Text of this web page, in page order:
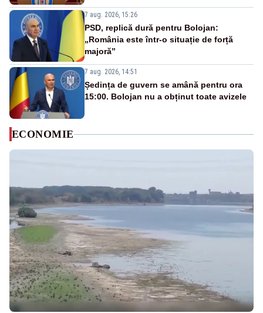
7 aug. 2026, 15:26
PSD, replică dură pentru Bolojan:
„România este într-o situație de forță
majoră”
7 aug. 2026, 14:51
Ședința de guvern se amână pentru ora
15:00. Bolojan nu a obținut toate avizele
ECONOMIE